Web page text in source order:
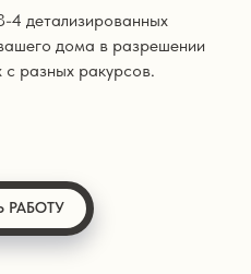
4 детализированных
дома в разрешении
с разных ракурсов.
РАБОТУ